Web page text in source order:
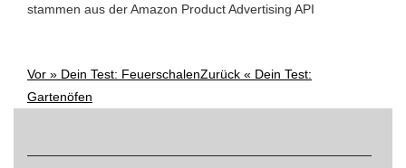
stammen aus der Amazon Product Advertising API
Post
Vor » Dein Test: FeuerschalenZurück « Dein Test:
Gartenöfen